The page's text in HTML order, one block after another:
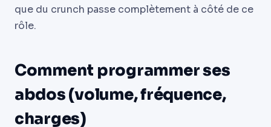
que du crunch passe complètement à côté de ce
rôle.
Comment programmer ses
abdos (volume, fréquence,
charges)